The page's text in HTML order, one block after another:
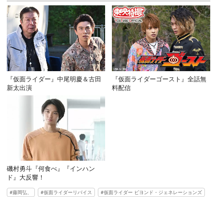
『仮面ライダー』中尾明慶＆古田
新太出演
『仮面ライダーゴースト』全話無
料配信
磯村勇斗『何食べ』『インハン
ド』大反響！
藤岡弘、 仮面ライダーリバイス
仮面ライダー ビヨンド・ジェネレーションズ